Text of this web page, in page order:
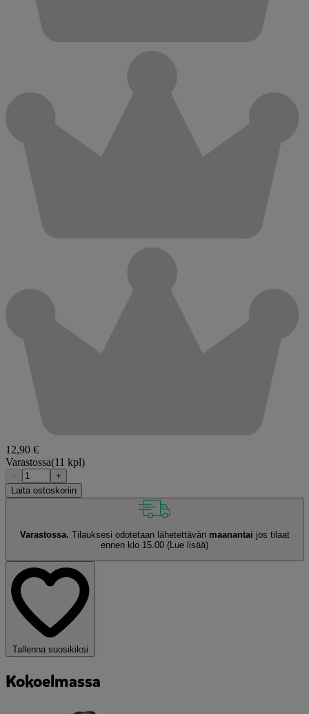
12,90 €
Varastossa(11 kpl)
−
+
Laita ostoskoriin
Varastossa. Tilauksesi odotetaan lähetettävän maanantai jos tilaat
ennen klo 15.00 (Lue lisää)
Tallenna suosikiksi
Kokoelmassa